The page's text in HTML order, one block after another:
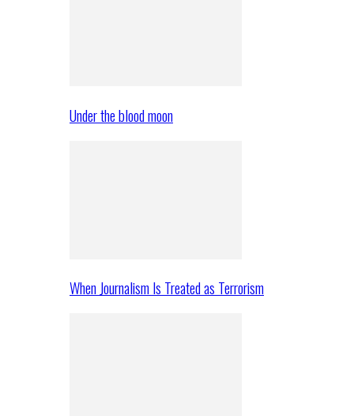
Under the blood moon
When Journalism Is Treated as Terrorism